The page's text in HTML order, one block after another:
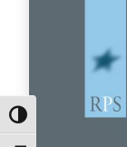
Attiva/disattiva